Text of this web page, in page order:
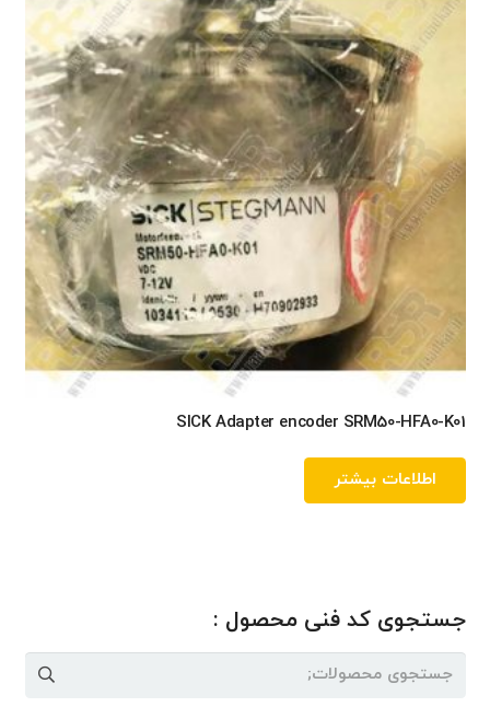
SICK Adapter encoder SRM50-HFA0-K01
اطلاعات بیشتر
جستجوی کد فنی محصول :
جستجو